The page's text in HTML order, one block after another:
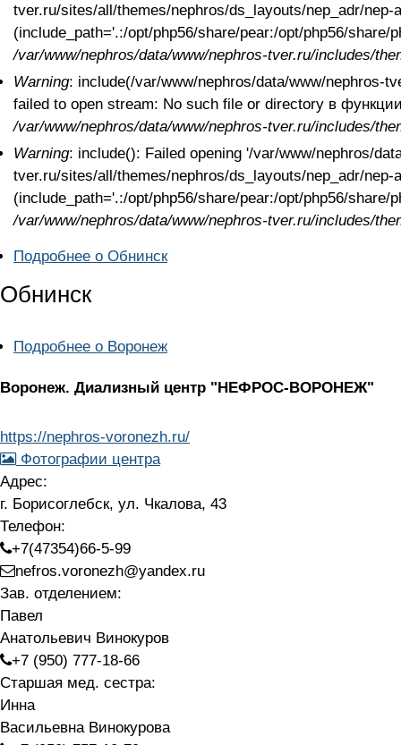
tver.ru/sites/all/themes/nephros/ds_layouts/nep_adr/nep-
(include_path='.:/opt/php56/share/pear:/opt/php56/
/var/www/nephros/data/www/nephros-tver.ru/includes/
Warning: include(/var/www/nephros/data/www/nephros-
failed to open stream: No such file or directory в
/var/www/nephros/data/www/nephros-tver.ru/includes/
Warning: include(): Failed opening '/var/www/nephros/
tver.ru/sites/all/themes/nephros/ds_layouts/nep_adr/nep-
(include_path='.:/opt/php56/share/pear:/opt/php56/
/var/www/nephros/data/www/nephros-tver.ru/includes/
Подробнее о Обнинск
Обнинск
Подробнее о Воронеж
Воронеж. Диализный центр "НЕФРОС-ВОРОНЕЖ"
https://nephros-voronezh.ru/
Фотографии центра
Адрес:
г. Борисоглебск, ул. Чкалова, 43
Телефон:
+7(47354)66-5-99
nefros.voronezh@yandex.ru
Зав. отделением:
Павел
Анатольевич Винокуров
+7 (950) 777-18-66
Старшая мед. сестра:
Инна
Васильевна Винокурова